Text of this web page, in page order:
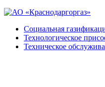
Социальная
Технологическое
Техническое